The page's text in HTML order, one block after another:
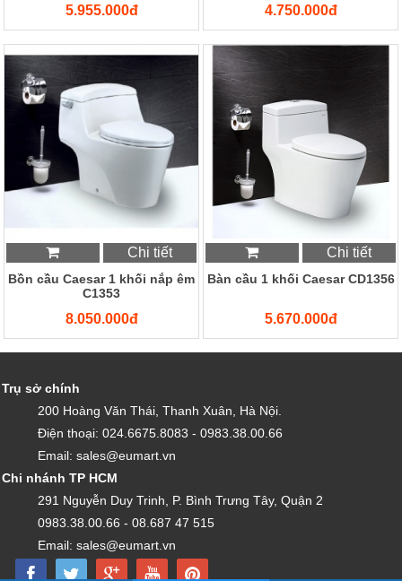
5.955.000đ 4.750.000đ
Chi tiết
Bồn cầu Caesar 1 khối nắp êm
C1353
8.050.000đ
Chi tiết
Bàn cầu 1 khối Caesar CD1356
5.670.000đ
Trụ sở chính
200 Hoàng Văn Thái, Thanh Xuân, Hà Nội.
Điện thoại: 024.6675.8083 - 0983.38.00.66
Email: sales@eumart.vn
Chi nhánh TP HCM
291 Nguyễn Duy Trinh, P. Bình Trưng Tây, Quận 2
0983.38.00.66 - 08.687 47 515
Email: sales@eumart.vn